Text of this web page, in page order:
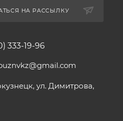
НА РАССЫЛКУ
333-19-96
ул. Димитрова,